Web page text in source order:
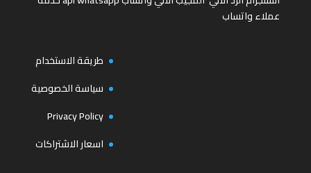
عملاء واتساب
طريقة الاستخدام
سياسة الخصوصية
Privacy Policy
اسعار الاشتراكات